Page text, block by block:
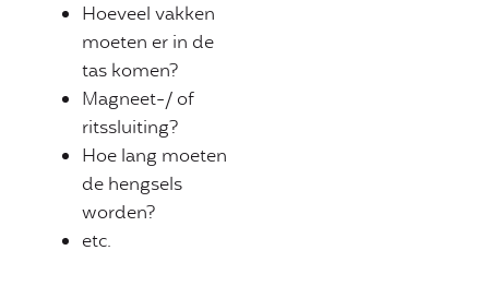
Hoeveel vakken
moeten er in de
tas komen?
Magneet-/ of
ritssluiting?
Hoe lang moeten
de hengsels
worden?
etc.